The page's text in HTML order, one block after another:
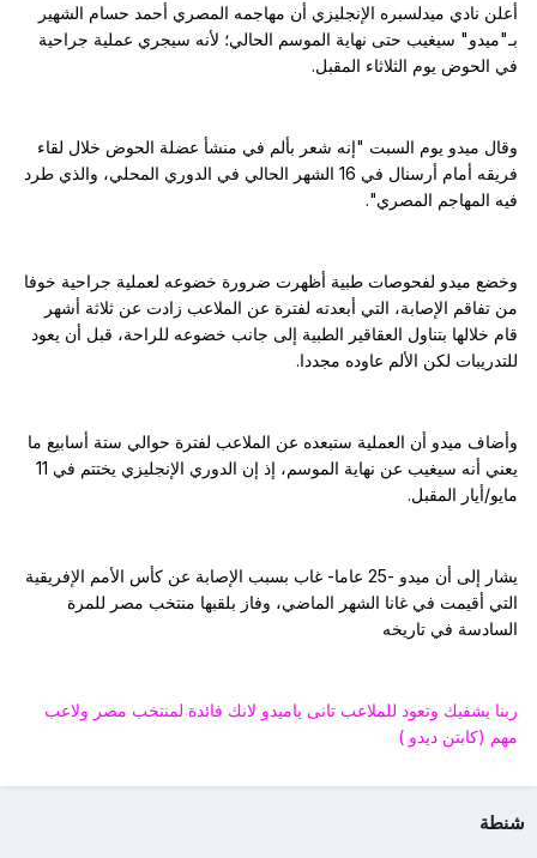
أعلن نادي ميدلسبره الإنجليزي أن مهاجمه المصري أحمد حسام الشهير
بـ"ميدو" سيغيب حتى نهاية الموسم الحالي؛ لأنه سيجري عملية جراحية
في الحوض يوم الثلاثاء المقبل.
وقال ميدو يوم السبت "إنه شعر بألم في منشأ عضلة الحوض خلال لقاء
فريقه أمام أرسنال في 16 الشهر الحالي في الدوري المحلي، والذي طرد
فيه المهاجم المصري".
وخضع ميدو لفحوصات طبية أظهرت ضرورة خضوعه لعملية جراحية خوفا
من تفاقم الإصابة، التي أبعدته لفترة عن الملاعب زادت عن ثلاثة أشهر
قام خلالها بتناول العقاقير الطبية إلى جانب خضوعه للراحة، قبل أن يعود
للتدريبات لكن الألم عاوده مجددا.
وأضاف ميدو أن العملية ستبعده عن الملاعب لفترة حوالي ستة أسابيع ما
يعني أنه سيغيب عن نهاية الموسم، إذ إن الدوري الإنجليزي يختتم في 11
مايو/أيار المقبل.
يشار إلى أن ميدو -25 عاما- غاب بسبب الإصابة عن كأس الأمم الإفريقية
التي أقيمت في غانا الشهر الماضي، وفاز بلقبها منتخب مصر للمرة
السادسة في تاريخه
ربنا يشفيك وتعود للملاعب تانى ياميدو لانك فائدة لمنتخب مصر ولاعب
مهم (كابتن ديدو )
شنطة